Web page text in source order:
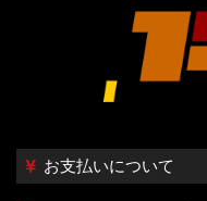
お支払いについて